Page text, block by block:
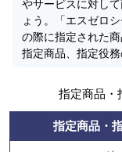
やサービスに対し
ょう。「エスゼロ
の際に指定された
指定商品、指定役
指定商品・
指定商品・